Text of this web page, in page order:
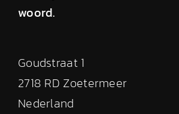
woord.
Goudstraat 1
2718 RD Zoetermeer
Nederland